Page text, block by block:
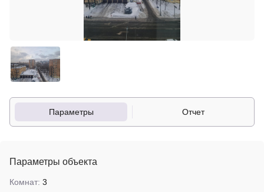
Параметры Отчет
Параметры объекта
Комнат: 3